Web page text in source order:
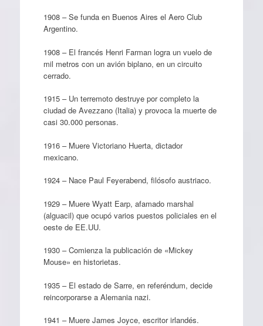
1908 – Se funda en Buenos Aires el Aero Club
Argentino.
1908 – El francés Henri Farman logra un vuelo de
mil metros con un avión biplano, en un circuito
cerrado.
1915 – Un terremoto destruye por completo la
ciudad de Avezzano (Italia) y provoca la muerte de
casi 30.000 personas.
1916 – Muere Victoriano Huerta, dictador
mexicano.
1924 – Nace Paul Feyerabend, filósofo austriaco.
1929 – Muere Wyatt Earp, afamado marshal
(alguacil) que ocupó varios puestos policiales en el
oeste de EE.UU.
1930 – Comienza la publicación de «Mickey
Mouse» en historietas.
1935 – El estado de Sarre, en referéndum, decide
reincorporarse a Alemania nazi.
1941 – Muere James Joyce, escritor irlandés.